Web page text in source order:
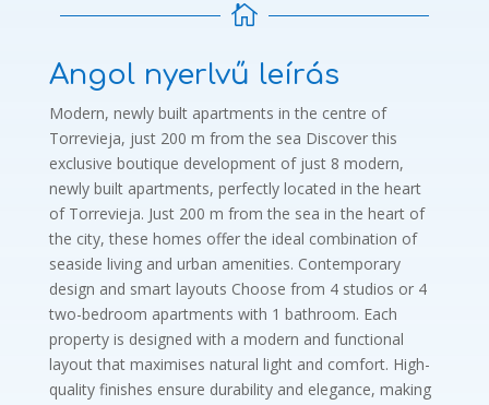

Angol nyerlvű leírás
Modern, newly built apartments in the centre of
Torrevieja, just 200 m from the sea Discover this
exclusive boutique development of just 8 modern,
newly built apartments, perfectly located in the heart
of Torrevieja. Just 200 m from the sea in the heart of
the city, these homes offer the ideal combination of
seaside living and urban amenities. Contemporary
design and smart layouts Choose from 4 studios or 4
two-bedroom apartments with 1 bathroom. Each
property is designed with a modern and functional
layout that maximises natural light and comfort. High-
quality finishes ensure durability and elegance, making